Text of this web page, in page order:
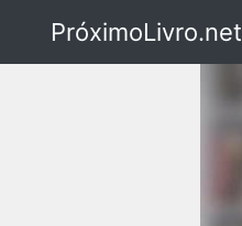
PróximoLivro.net